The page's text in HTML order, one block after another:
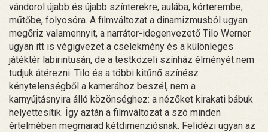
vándorol újabb és újabb színterekre, aulába, kórterembe,
műtőbe, folyosóra. A filmváltozat a dinamizmusból ugyan
megőriz valamennyit, a narrátor-idegenvezető Tilo Werner
ugyan itt is végigvezet a cselekmény és a különleges
játéktér labirintusán, de a testközeli színház élményét nem
tudjuk átérezni. Tilo és a többi kitűnő színész
kénytelenségből a kamerához beszél, nem a
karnyújtásnyira álló közönséghez: a nézőket kirakati bábuk
helyettesítik. Így aztán a filmváltozat a szó minden
értelmében megmarad kétdimenziósnak. Felidézi ugyan az